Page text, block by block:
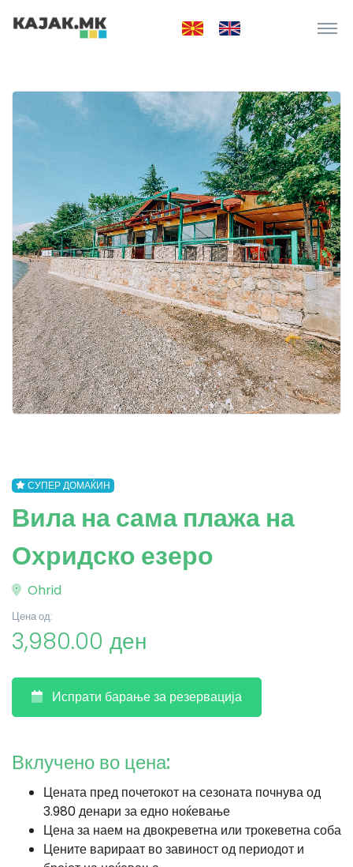
СУПЕР ДОМАЌИН
Вила на сама плажа на
Охридско езеро
Ohrid
Цена од:
3,980.00 ден
Испрати барање за резервација
Вклучено во цена:
Цената пред почетокот на сезоната почнува од
3.980 денари за едно ноќевање
Цена за наем на двокреветна или трокеветна соба
Цените варираат во завиност од периодот и